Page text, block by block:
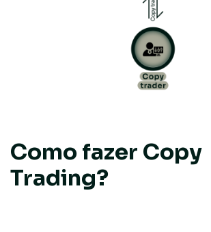
Como fazer Copy
Trading?